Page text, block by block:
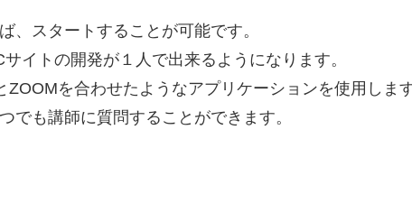
、スタートすることが可能です。
イトの開発が１人で出来るようになります。
を合わせたようなアプリケーションを使用しま
でも講師に質問することができます。